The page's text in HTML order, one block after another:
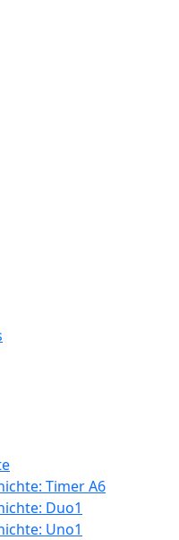
Timer A6
Duo1
Uno1